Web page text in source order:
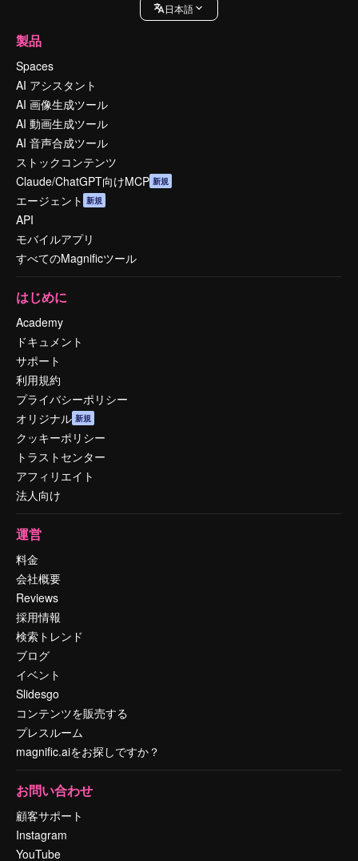
日本語
製品
Spaces
AI アシスタント
AI 画像生成ツール
AI 動画生成ツール
AI 音声合成ツール
ストックコンテンツ
Claude/ChatGPT向けMCP 新規
エージェント 新規
API
モバイルアプリ
すべてのMagnificツール
はじめに
Academy
ドキュメント
サポート
利用規約
プライバシーポリシー
オリジナル 新規
クッキーポリシー
トラストセンター
アフィリエイト
法人向け
運営
料金
会社概要
Reviews
採用情報
検索トレンド
ブログ
イベント
Slidesgo
コンテンツを販売する
プレスルーム
magnific.aiをお探しですか？
お問い合わせ
顧客サポート
Instagram
YouTube